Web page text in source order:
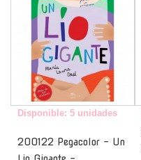
Disponible: 5 unidades
200122 Pegacolor - Un